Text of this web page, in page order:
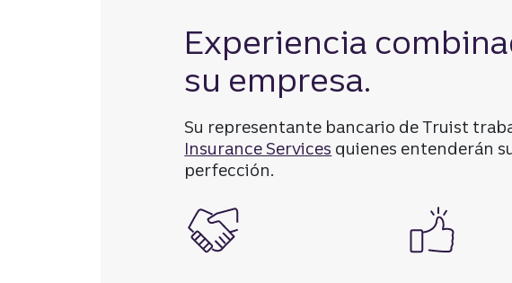
Experiencia
su empresa.
Su representante bancario de Truist
Insurance Services quienes entenderán
perfección.